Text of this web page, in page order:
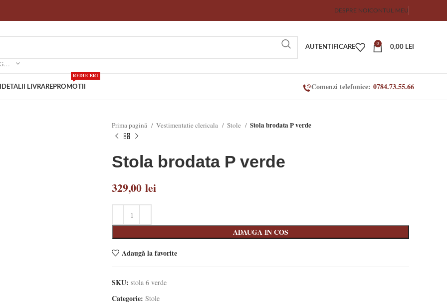
DESPRE NOICONTUL MEU
SELECTEAZA O CATEGORIE
AUTENTIFICARE
0
0,00 LEI
DETALII LIVRAREPROMOTII
REDUCERI
Comenzi telefonice: 0784.73.55.66
Prima pagină Vestimentatie clericala Stole Stola brodata P verde
Stola brodata P verde
329,00 lei
ADAUGA IN COS
Adaugă la favorite
SKU: stola 6 verde
Categorie: Stole